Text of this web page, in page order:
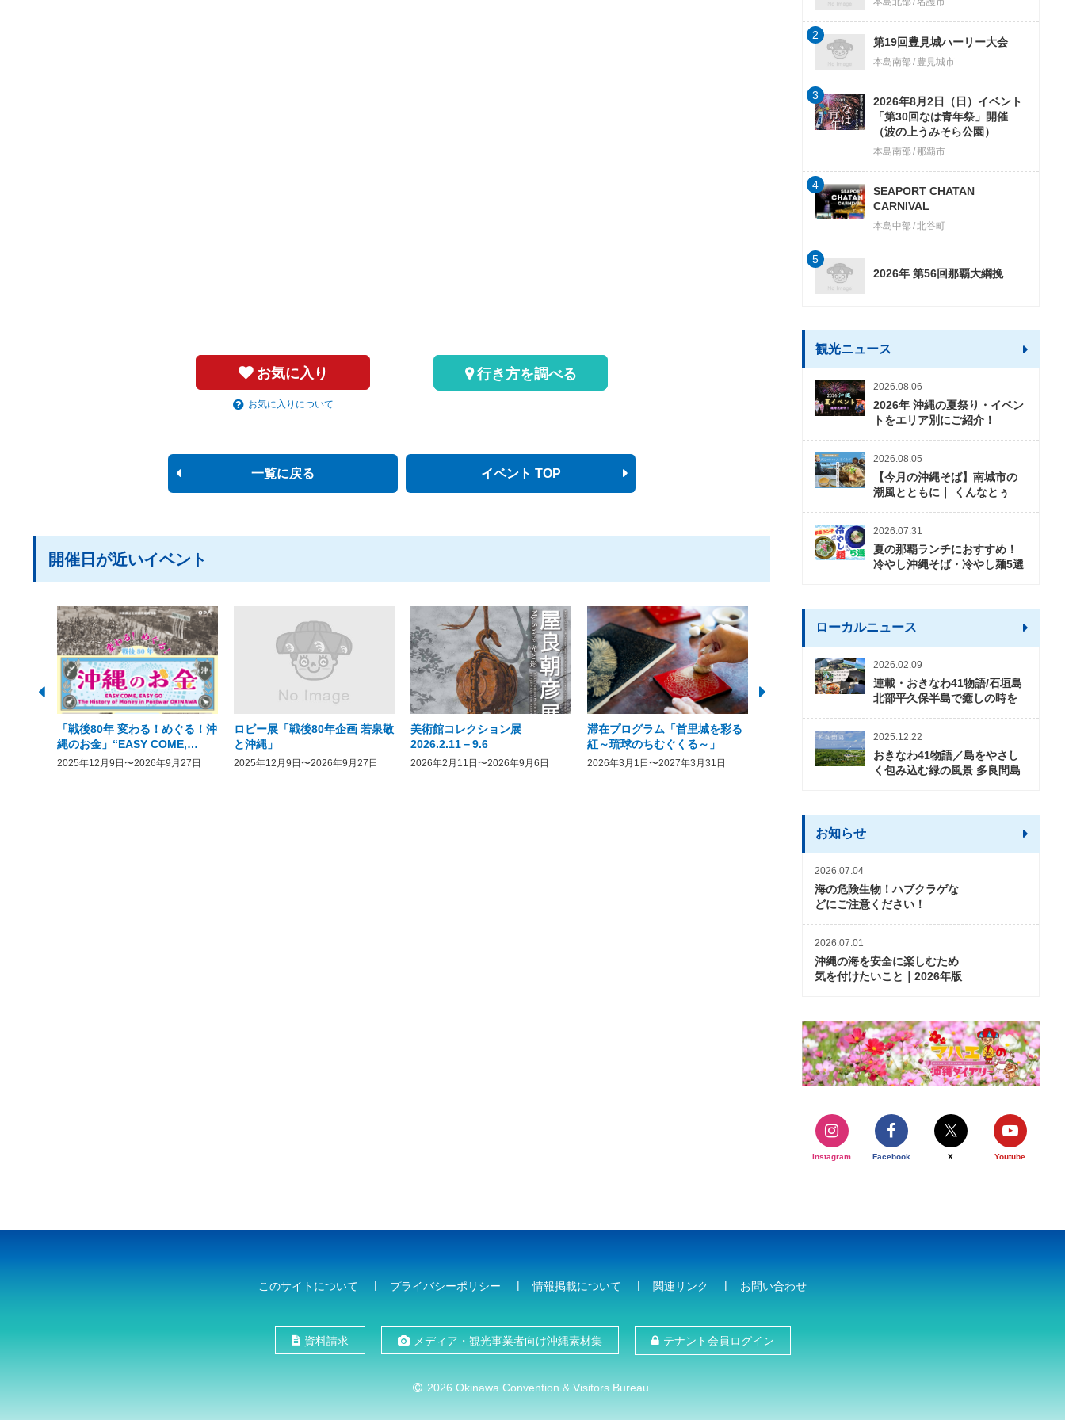
お気に入り
お気に入りについて
行き方を調べる
一覧に戻る イベント TOP
開催日が近いイベント
「戦後80年 変わる！めぐる！沖
縄のお金」“EASY COME,
EASY GO － The History of
2025年12月9日〜2026年9月27日
ロビー展「戦後80年企画 若泉敬
と沖縄」
2025年12月9日〜2026年9月27日
美術館コレクション展
2026.2.11－9.6
2026年2月11日〜2026年9月6日
滞在プログラム「首里城を彩る
紅～琉球のちむぐくる～」
2026年3月1日〜2027年3月31日
2026年度 かりゆしビーチ営業
期間および営業時間のお知らせ
2026年3月5日〜2026年10月31日 2026年3月20日〜2026年11
第19回豊見城ハーリー大会
本島南部 豊見城市
2
2026年8月2日（日）イベント
「第30回なは青年祭」開催
（波の上うみそら公園）
本島南部 那覇市
3
SEAPORT CHATAN
CARNIVAL
本島中部 北谷町
4
2026年 第56回那覇大綱挽
5
観光ニュース
2026.08.06
2026年 沖縄の夏祭り・イベン
トをエリア別にご紹介！
2026.08.05
【今月の沖縄そば】南城市の
潮風とともに｜ くんなとぅ
2026.07.31
夏の那覇ランチにおすすめ！
冷やし沖縄そば・冷やし麺5選
ローカルニュース
2026.02.09
連載・おきなわ41物語/石垣島
北部平久保半島で癒しの時を
2025.12.22
おきなわ41物語／島をやさし
く包み込む緑の風景 多良間島
お知らせ
2026.07.04
海の危険生物！ハブクラゲな
どにご注意ください！
2026.07.01
沖縄の海を安全に楽しむため
気を付けたいこと｜2026年版
Instagram Facebook X Youtube
このサイトについて プライバシーポリシー 情報掲載について 関連リンク お問い合わせ
資料請求 メディア・観光事業者向け沖縄素材集 テナント会員ログイン
2026 Okinawa Convention & Visitors Bureau.